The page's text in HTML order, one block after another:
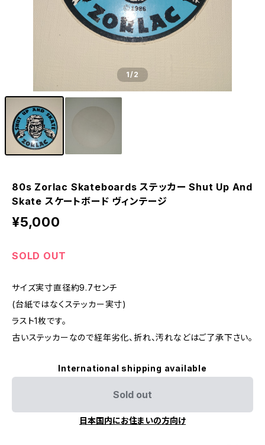
1/2
80s Zorlac Skateboards ステッカー Shut Up And
Skate スケートボード ヴィンテージ
¥5,000
SOLD OUT
サイズ実寸直径約9.7センチ
(台紙ではなくステッカー実寸)
ラスト1枚です。
古いステッカーなので経年劣化、折れ、汚れなどはご了承下さい。
International shipping available
Sold out
日本国内にお住まいの方向け